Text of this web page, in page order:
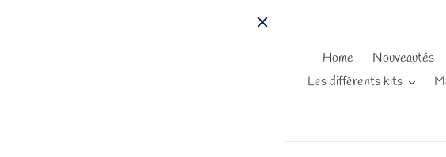
Home Nouveautés
Les différents kits